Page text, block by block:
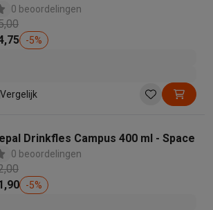
0 beoordelingen
-5%
Vergelijk
Drinkfles Campus 400 ml - Space
0 beoordelingen
-5%